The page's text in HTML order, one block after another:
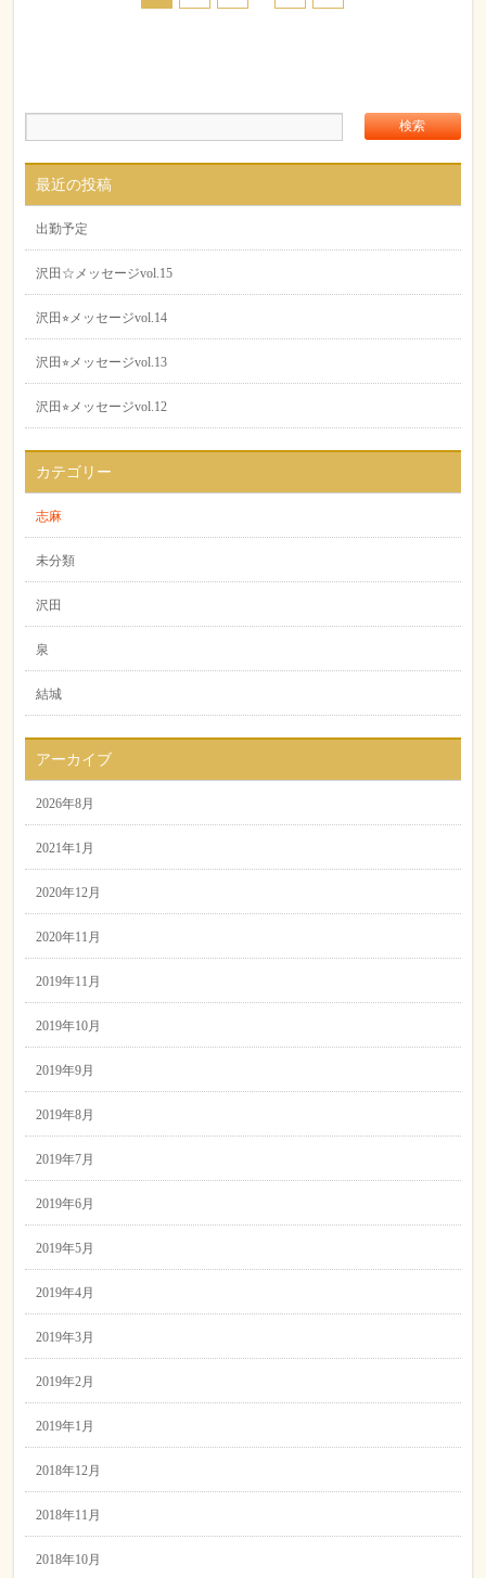
最近の投稿
出勤予定
沢田☆メッセージvol.15
沢田⭐︎メッセージvol.14
沢田⭐︎メッセージvol.13
沢田⭐︎メッセージvol.12
カテゴリー
志麻
未分類
沢田
泉
結城
アーカイブ
2026年8月
2021年1月
2020年12月
2020年11月
2019年11月
2019年10月
2019年9月
2019年8月
2019年7月
2019年6月
2019年5月
2019年4月
2019年3月
2019年2月
2019年1月
2018年12月
2018年11月
2018年10月